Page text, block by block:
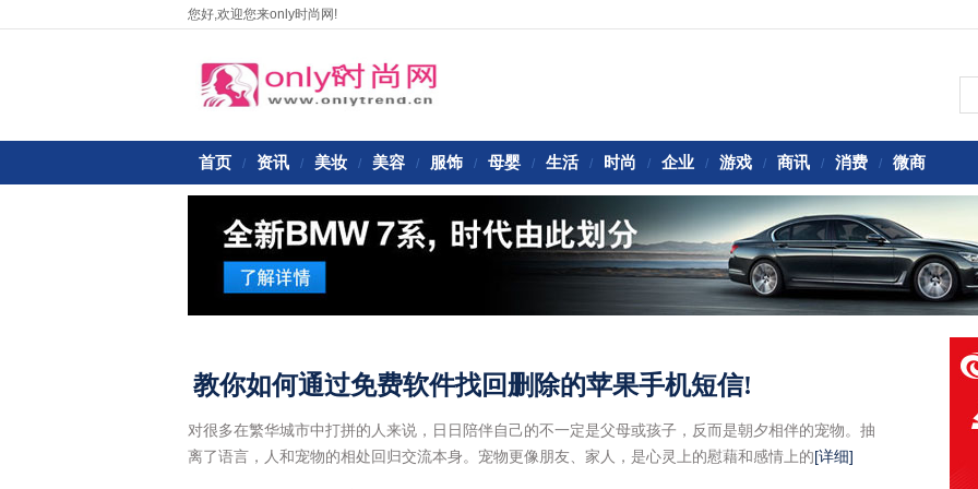
您好,欢迎您来only时尚网!
首页 / 资讯 / 美妆 / 美容 / 服饰 / 母婴 / 生活 / 时尚 / 企业 / 游戏 / 商讯 / 消费 / 微商
教你如何通过免费软件找回删除的苹果手机短信!
对很多在繁华城市中打拼的人来说，日日陪伴自己的不一定是父母或孩子，反而是朝夕相伴的宠物。抽
离了语言，人和宠物的相处回归交流本身。宠物更像朋友、家人，是心灵上的慰藉和感情上的[详细]